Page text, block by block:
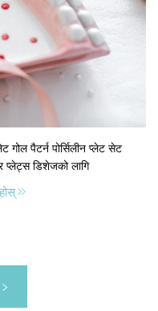
गोल पैटर्न पोर्सिलीन प्लेट सेट
प्लेट्स डिशेजको लागि